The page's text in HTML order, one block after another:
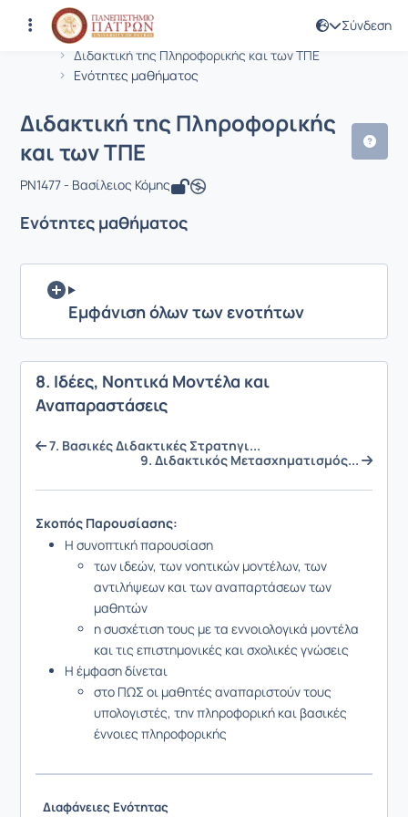
Σύνδεση
Αρχική Σελίδα
Διδακτική της Πληροφορικής και των ΤΠΕ
Ενότητες μαθήματος
Μάθημα : Διδακτική της
Κωδικός : PN1477
Διδακτική της Πληροφορικής
και των ΤΠΕ
PN1477 - Βασίλειος Κόμης
Ενότητες μαθήματος
Εμφάνιση όλων των ενοτήτων
8. Ιδέες, Νοητικά Μοντέλα και
Αναπαραστάσεις
7. Βασικές Διδακτικές Στρατηγι...
9. Διδακτικός Μετασχηματισμός...
Σκοπός Παρουσίασης:
Η συνοπτική παρουσίαση
των ιδεών, των νοητικών μοντέλων, των
αντιλήψεων και των αναπαρτάσεων των
μαθητών
η συσχέτιση τους με τα εννοιολογικά μοντέλα
και τις επιστημονικές και σχολικές γνώσεις
Η έμφαση δίνεται
στο ΠΩΣ οι μαθητές αναπαριστούν τους
υπολογιστές, την πληροφορική και βασικές
έννοιες πληροφορικής
Διαφάνειες Ενότητας